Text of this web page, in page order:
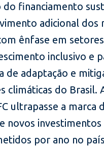
do financiamento
adicional dos
ênfase em
inclusivo e
de adaptação e
climáticas do Brasil.
ultrapasse a marca
novos investimentos
por ano no